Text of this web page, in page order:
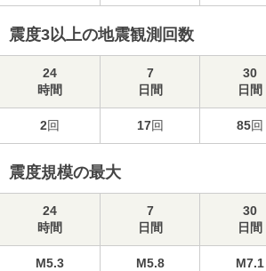
震度3以上の地震観測回数
24
時間
7
日間
30
日間
2回 17回 85回
震度規模の最大
24
時間
7
日間
30
日間
M5.3
M5.8
M7.1